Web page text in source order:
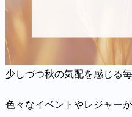
少しづつ秋の気配を感じる
色々なイベントやレジャー